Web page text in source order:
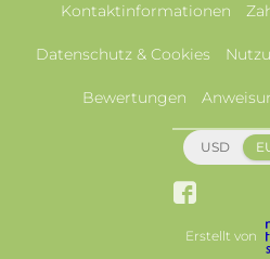
Kontaktinformationen
Datenschutz & Cookies
Bewertungen
USD
Erstellt von